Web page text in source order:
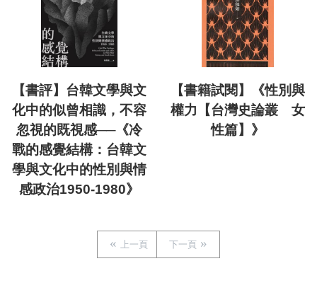
【書評】台韓文學與文
化中的似曾相識，不容
忽視的既視感──《冷
戰的感覺結構：台韓文
學與文化中的性別與情
感政治1950-1980》
【書籍試閱】《性別與
權力【台灣史論叢 女
性篇】》
上一頁 下一頁